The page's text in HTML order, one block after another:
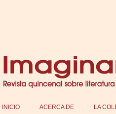
INICIO ACERCA DE LA